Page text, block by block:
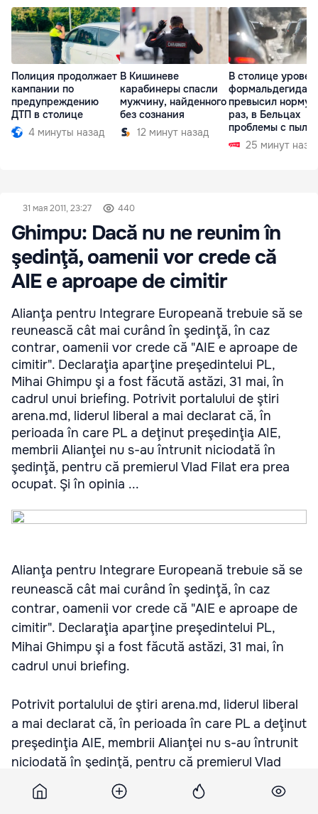
Полиция продолжает
кампании по
предупреждению
ДТП в столице
4 минуты назад
В Кишиневе
карабинеры спасли
мужчину, найденного
без сознания
12 минут назад
В столице
формальдегида
превысил норму
раз, в Бельцах
проблемы с
25 минут
31 мая 2011, 23:27 440
Ghimpu: Dacă nu ne reunim în
şedinţă, oamenii vor crede că
AIE e aproape de cimitir
Alianţa pentru Integrare Europeană trebuie să se
reunească cât mai curând în şedinţă, în caz
contrar, oamenii vor crede că "AIE e aproape de
cimitir". Declaraţia aparţine preşedintelui PL,
Mihai Ghimpu şi a fost făcută astăzi, 31 mai, în
cadrul unui briefing. Potrivit portalului de ştiri
arena.md, liderul liberal a mai declarat că, în
perioada în care PL a deţinut preşedinţia AIE,
membrii Alianţei nu s-au întrunit niciodată în
şedinţă, pentru că premierul Vlad Filat era prea
ocupat. Şi în opinia ...
Alianţa pentru Integrare Europeană trebuie să se
reunească cât mai curând în şedinţă, în caz
contrar, oamenii vor crede că "AIE e aproape de
cimitir". Declaraţia aparţine preşedintelui PL,
Mihai Ghimpu şi a fost făcută astăzi, 31 mai, în
cadrul unui briefing.
Potrivit portalului de ştiri arena.md, liderul liberal
a mai declarat că, în perioada în care PL a deţinut
preşedinţia AIE, membrii Alianţei nu s-au întrunit
niciodată în şedinţă, pentru că premierul Vlad
Filat era prea ocupat.